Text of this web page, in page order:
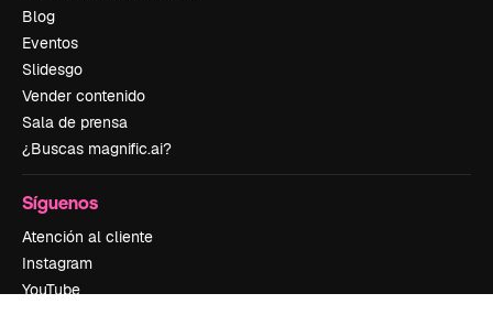
Blog
Eventos
Slidesgo
Vender contenido
Sala de prensa
¿Buscas magnific.ai?
Síguenos
Atención al cliente
Instagram
YouTube